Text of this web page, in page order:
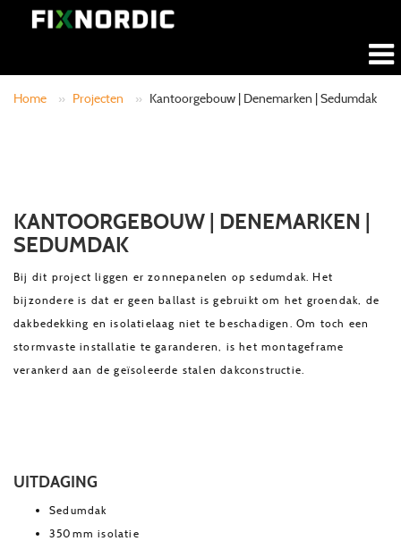
Home » Projecten » Kantoorgebouw | Denemarken | Sedumdak
KANTOORGEBOUW | DENEMARKEN |
SEDUMDAK
Bij dit project liggen er zonnepanelen op sedumdak. Het
bijzondere is dat er geen ballast is gebruikt om het groendak, de
dakbedekking en isolatielaag niet te beschadigen. Om toch een
stormvaste installatie te garanderen, is het montageframe
verankerd aan de geïsoleerde stalen dakconstructie.
UITDAGING
Sedumdak
350mm isolatie